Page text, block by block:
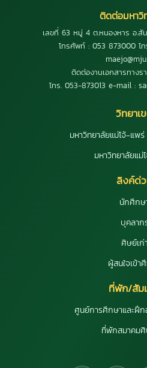
ติดต่อมหาวิ
เลขที่ 63 หมู่ 4 ต.หนองหาร อ.สั
โทรศัพท์ : 053 873000 โ
ติดต่องานเอกสารทาง
โทร. 053-873013 e-mail :
วิทยาเ
มหาวิทยาลัยแม่โจ้-แพ
มหาวิทยาลัยแ
ลิงค์ด่
นักศึกษ
บุคลาก
ศิษย์เก่
ผู้สนใจเข้า
ที่พัก/สัม
ศูนย์การศึกษาและฝึ
ที่พักสมาคมศิ